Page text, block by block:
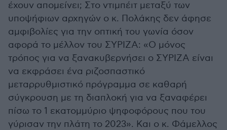
έχουν απομείνει; Στο ντιμπέιτ μεταξύ των
υποψήφιων αρχηγών ο κ. Πολάκης δεν άφησε
αμφιβολίες για την οπτική του γωνία όσον
αφορά το μέλλον του ΣΥΡΙΖΑ: «Ο μόνος
τρόπος για να ξανακυβερνήσει ο ΣΥΡΙΖΑ είναι
να εκφράσει ένα ριζοσπαστικό
μεταρρυθμιστικό πρόγραμμα σε καθαρή
σύγκρουση με τη διαπλοκή για να ξαναφέρει
πίσω το 1 εκατομμύριο ψηφοφόρους που του
γύρισαν την πλάτη το 2023». Και ο κ. Φάμελλος